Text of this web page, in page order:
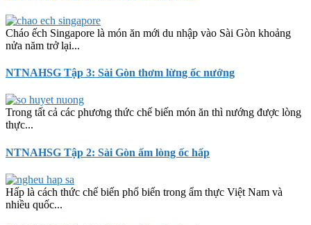
Cháo ếch Singapore là món ăn mới du nhập vào Sài Gòn khoảng
nửa năm trở lại...
NTNAHSG Tập 3: Sài Gòn thơm lừng ốc nướng
Trong tất cả các phương thức chế biến món ăn thì nướng được lòng
thực...
NTNAHSG Tập 2: Sài Gòn ấm lòng ốc hấp
Hấp là cách thức chế biến phổ biến trong ẩm thực Việt Nam và
nhiều quốc...